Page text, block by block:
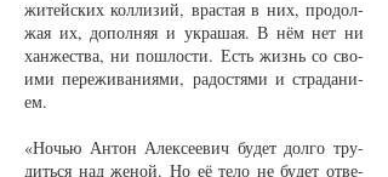
жи­тей­ских кол­ли­зий, врас­тая в них, про­дол­
жая их, до­пол­няя и укра­шая. В нём нет ни
хан­жест­ва, ни пош­лос­ти. Есть жизнь со сво­
и­ми пе­ре­жи­ва­ни­я­ми, ра­дос­тя­ми и стра­да­ни­
ем.
«Ночью Ан­тон Алек­се­е­вич бу­дет дол­го тру­
дить­ся над же­ной. Но её те­ло не бу­дет отве­